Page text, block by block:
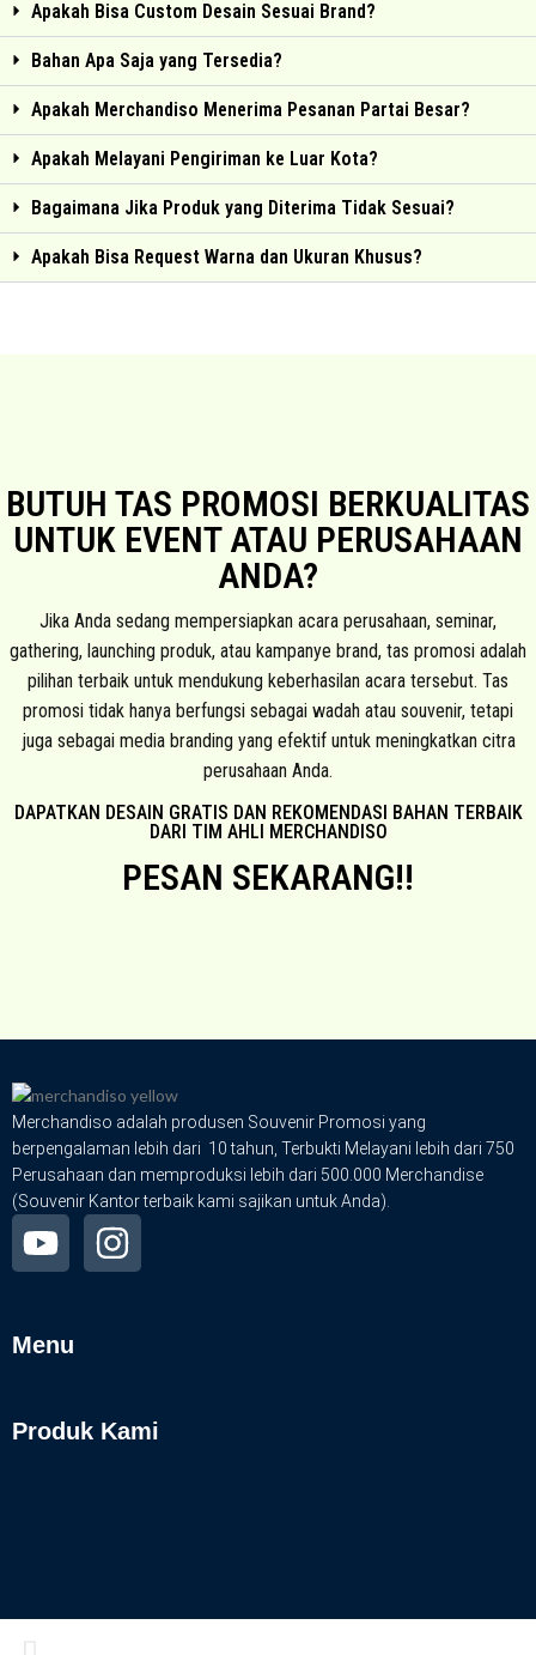
Apakah Bisa Custom Desain Sesuai Brand?
Bahan Apa Saja yang Tersedia?
Apakah Merchandiso Menerima Pesanan Partai Besar?
Apakah Melayani Pengiriman ke Luar Kota?
Bagaimana Jika Produk yang Diterima Tidak Sesuai?
Apakah Bisa Request Warna dan Ukuran Khusus?
BUTUH TAS PROMOSI BERKUALITAS
UNTUK EVENT ATAU PERUSAHAAN
ANDA?
Jika Anda sedang mempersiapkan acara perusahaan, seminar,
gathering, launching produk, atau kampanye brand, tas promosi adalah
pilihan terbaik untuk mendukung keberhasilan acara tersebut. Tas
promosi tidak hanya berfungsi sebagai wadah atau souvenir, tetapi
juga sebagai media branding yang efektif untuk meningkatkan citra
perusahaan Anda.
DAPATKAN DESAIN GRATIS DAN REKOMENDASI BAHAN TERBAIK
DARI TIM AHLI MERCHANDISO
PESAN SEKARANG!!
Merchandiso adalah produsen Souvenir Promosi yang
berpengalaman lebih dari 10 tahun, Terbukti Melayani lebih dari 750
Perusahaan dan memproduksi lebih dari 500.000 Merchandise
(Souvenir Kantor terbaik kami sajikan untuk Anda).
Menu
Produk Kami